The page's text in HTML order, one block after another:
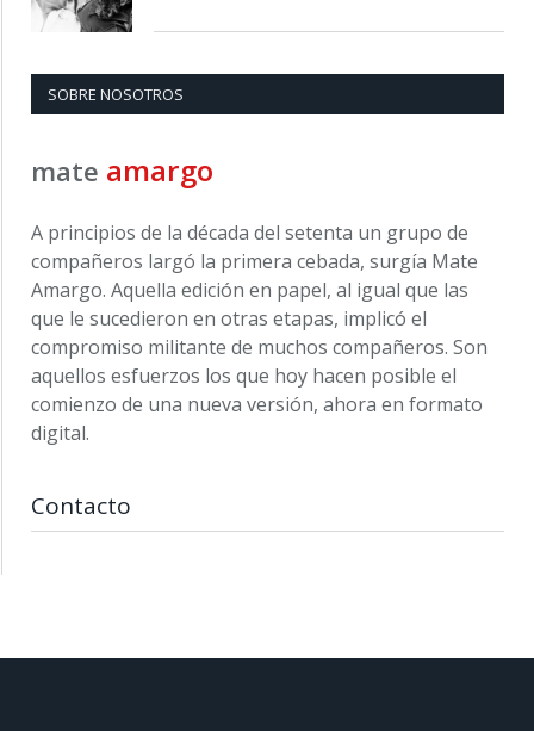
SOBRE NOSOTROS
mate amargo
A principios de la década del setenta un grupo de
compañeros largó la primera cebada, surgía Mate
Amargo. Aquella edición en papel, al igual que las
que le sucedieron en otras etapas, implicó el
compromiso militante de muchos compañeros. Son
aquellos esfuerzos los que hoy hacen posible el
comienzo de una nueva versión, ahora en formato
digital.
Contacto